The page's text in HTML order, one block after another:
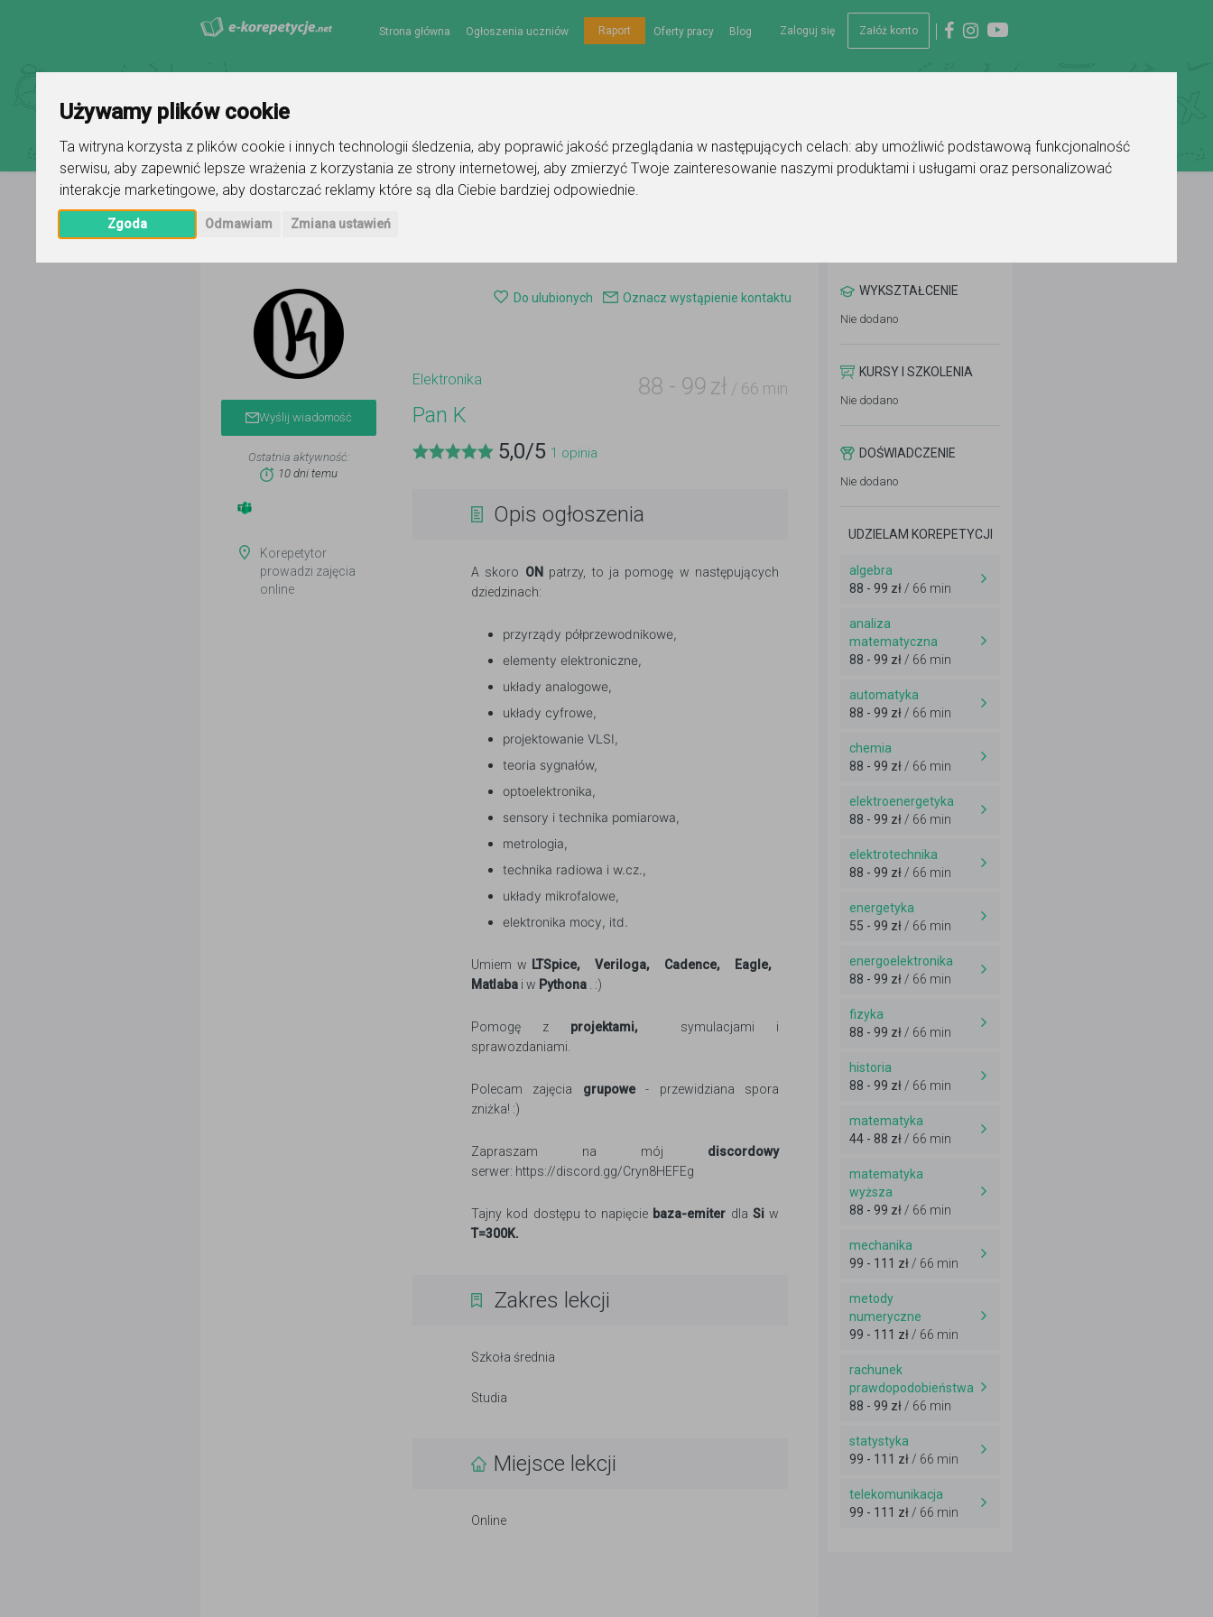
Używamy plików cookie
Ta witryna korzysta z plików cookie i innych technologii śledzenia, aby poprawić jakość przeglądania w następujących celach: aby umożliwić podstawową funkcjonalność
serwisu, aby zapewnić lepsze wrażenia z korzystania ze strony internetowej, aby zmierzyć Twoje zainteresowanie naszymi produktami i usługami oraz personalizować
interakcje marketingowe, aby dostarczać reklamy które są dla Ciebie bardziej odpowiednie
Zgoda Odmawiam Zmiana ustawień
Zaloguj się Załóż konto
Strona główna Ogłoszenia uczniów Raport Oferty pracy Blog
Strona główna Pan K Ogłoszenie korepetytora - elektronika
Do ulubionych Oznacz wystąpienie kontaktu
Wyślij wiadomość
Ostatnia aktywność:
10 dni temu
Korepetytor
prowadzi zajęcia
online
Elektronika 88 - 99 zł / 66 min
Pan K
5,0/5 1 opinia
Opis ogłoszenia
A skoro ON patrzy, to ja pomogę w następujących
dziedzinach:
przyrządy półprzewodnikowe,
elementy elektroniczne,
układy analogowe,
układy cyfrowe,
projektowanie VLSI,
teoria sygnałów,
optoelektronika,
sensory i technika pomiarowa,
metrologia,
technika radiowa i w.cz.,
układy mikrofalowe,
elektronika mocy, itd.
Umiem w LTSpice, Veriloga, Cadence,
Eagle,
Matlaba i w Pythona . :)
Pomogę z projektami,symulacjami i
sprawozdaniami.
Polecam zajęcia grupowe- przewidziana spora
zniżka! :)
Zapraszam na mój discordowy
serwer: https://discord.gg/Cryn8HEFEg
Tajny kod dostępu to napięcie baza-emiter dla Siw
T=300K.
Zakres lekcji
Szkoła średnia
Studia
Miejsce lekcji
Online
WYKSZTAŁCENIE
Nie dodano
KURSY I SZKOLENIA
Nie dodano
DOŚWIADCZENIE
Nie dodano
UDZIELAM KOREPETYCJI
algebra
88 - 99 zł / 66 min
analiza
matematyczna
88 - 99 zł / 66 min
automatyka
88 - 99 zł / 66 min
chemia
88 - 99 zł / 66 min
elektroenergetyka
88 - 99 zł / 66 min
elektrotechnika
88 - 99 zł / 66 min
energetyka
55 - 99 zł / 66 min
energoelektronika
88 - 99 zł / 66 min
fizyka
88 - 99 zł / 66 min
historia
88 - 99 zł / 66 min
matematyka
44 - 88 zł / 66 min
matematyka
wyższa
88 - 99 zł / 66 min
mechanika
99 - 111 zł / 66 min
metody
numeryczne
99 - 111 zł / 66 min
rachunek
prawdopodobieństwa
88 - 99 zł / 66 min
statystyka
99 - 111 zł / 66 min
telekomunikacja
99 - 111 zł / 66 min